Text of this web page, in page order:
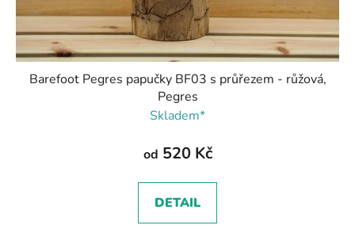
Barefoot Pegres papučky BF03 s průřezem - růžová,
Pegres
Skladem*
od 520 Kč
DETAIL